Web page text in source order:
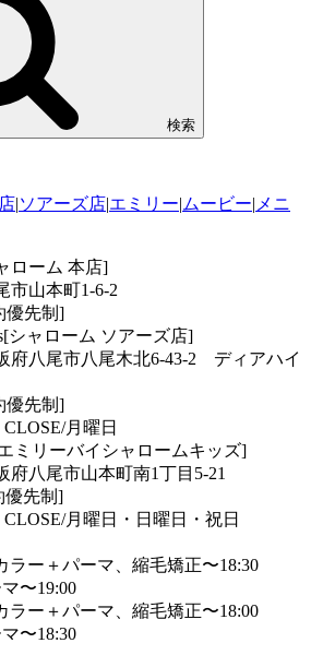
検索
|ソアーズ店|エミリー| ムービー| メニ
ローム 本店]
尾市山本町1-6-2
優先制]
シャローム ソアーズ店]
府八尾市八尾木北6-43-2 ディアハイ
優先制]
月曜日
エミリーバイシャロームキッズ]
府八尾市山本町南1丁目5-21
優先制]
月曜日・日曜日・祝日
ラー＋パーマ、縮毛矯正〜18:30
〜19:00
ラー＋パーマ、縮毛矯正〜18:00
〜18:30